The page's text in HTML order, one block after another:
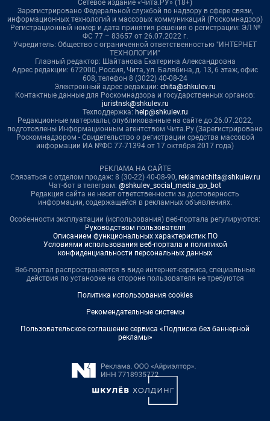
Сетевое издание «Чита.РУ» (18+)
Зарегистрировано Федеральной службой по надзору в сфере связи,
информационных технологий и массовых коммуникаций (Роскомнадзор)
Регистрационный номер и дата принятия решения о регистрации: ЭЛ №
ФС 77 – 83657 от 26.07.2022 г.
Учредитель: Общество с ограниченной ответственностью "ИНТЕРНЕТ
ТЕХНОЛОГИИ"
Главный редактор: Шайтанова Екатерина Александровна
Адрес редакции: 672000, Россия, Чита, ул. Балябина, д. 13, 6 этаж, офис
608, телефон 8 (3022) 40-08-24
Электронный адрес редакции: chita@shkulev.ru
Контактные данные для Роскомнадзора и государственных органов:
juristnsk@shkulev.ru
Техподдержка: help@shkulev.ru
Редакционные материалы, опубликованные на сайте до 26.07.2022,
подготовлены Информационным агентством Чита.Ру (Зарегистрировано
Роскомнадзором - Свидетельство о регистрации средства массовой
информации ИА №ФС 77-71394 от 17 октября 2017 года)
РЕКЛАМА НА САЙТЕ
Связаться с отделом продаж: 8 (30-22) 40-08-90, reklamachita@shkulev.ru
Чат-бот в телеграм: @shkulev_social_media_gp_bot
Редакция сайта не несет ответственности за достоверность
информации, содержащейся в рекламных объявлениях.
Особенности эксплуатации (использования) веб-портала регулируются:
Руководством пользователя
Описанием функциональных характеристик ПО
Условиями использования веб-портала и политикой
конфиденциальности персональных данных
Веб-портал распространяется в виде интернет-сервиса, специальные
действия по установке на стороне пользователя не требуются
Политика использования cookies
Рекомендательные системы
Пользовательское соглашение сервиса «Подписка без баннерной
рекламы»